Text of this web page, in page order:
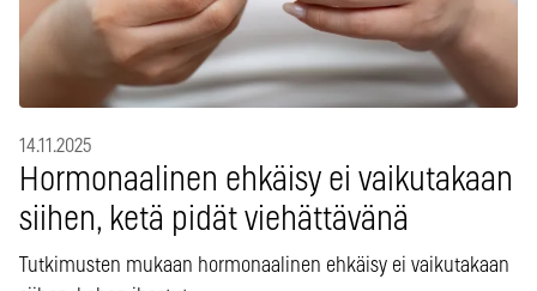
14.11.2025
Hormonaalinen ehkäisy ei vaikutakaan
siihen, ketä pidät viehättävänä
Tutkimusten mukaan hormonaalinen ehkäisy ei vaikutakaan